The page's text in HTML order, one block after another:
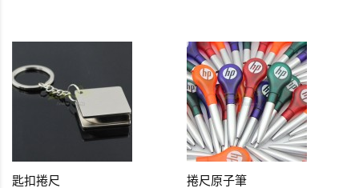
匙扣捲尺 捲尺原子筆